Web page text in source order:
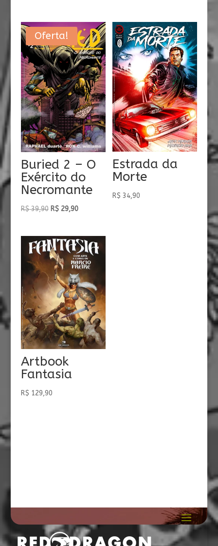
Oferta!
Buried 2 – O
Exército do
Necromante
R$39,90 O
era:
R$ 39,90.
R$29,90O
é:
R$ 29,90.
Estrada da
Morte
R$ 34,90
Artbook
Fantasia
R$ 129,90